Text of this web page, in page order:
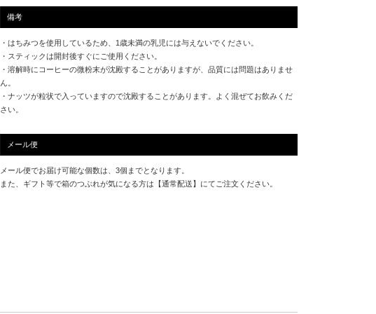
備考
・はちみつを使用しているため、1歳未満の乳児には与えないでください。
・スティックは開封後すぐにご使用ください。
・溶解時にコーヒーの微粉末が沈殿することがありますが、品質には問題はありませ
ん。
・ナッツが粒状で入っていますので沈殿することがあります。よく混ぜてお飲みくだ
さい。
メール便
メール便でお届け可能な個数は、3個までとなります。
また、ギフト等で箱のつぶれが気になる方は【通常配送】にてご注文ください。